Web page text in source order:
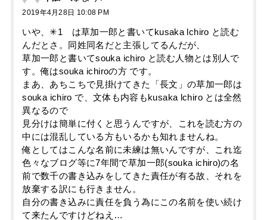
2019年4月28日 10:08 PM
いや、✳1 は草加一郎と書いてkusaka lchiro と読む
んだとさ。同姓同名だと主張してるんだが、
草加一郎と書いてsouka ichiro と読む人物とは別人で
す。俺はsouka ichiroの方 です。
まあ、あちこちで見掛けてきた「長文」の草加一郎は
souka ichiro で、文体も内容もkusaka lchiro とは全然
異なるので
見分けは簡単に付くと思うんですが、これを読む方の
中には混乱している方もいるかも知れませんね。
俺としてはこんな名前に未練は無いんですが、これ迄
色々なブログ等に7年間で草加一郎(souka ichiro)の名
前で数千の書き込みをしてきた責任が有る故、それを
放棄する訳にも行きません。
自分の書き込みに責任を負う為にこの名前を使い続け
て来たんですけどねえ…